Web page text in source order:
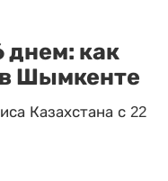
днем: как
Шымкенте
Казахстана с 22